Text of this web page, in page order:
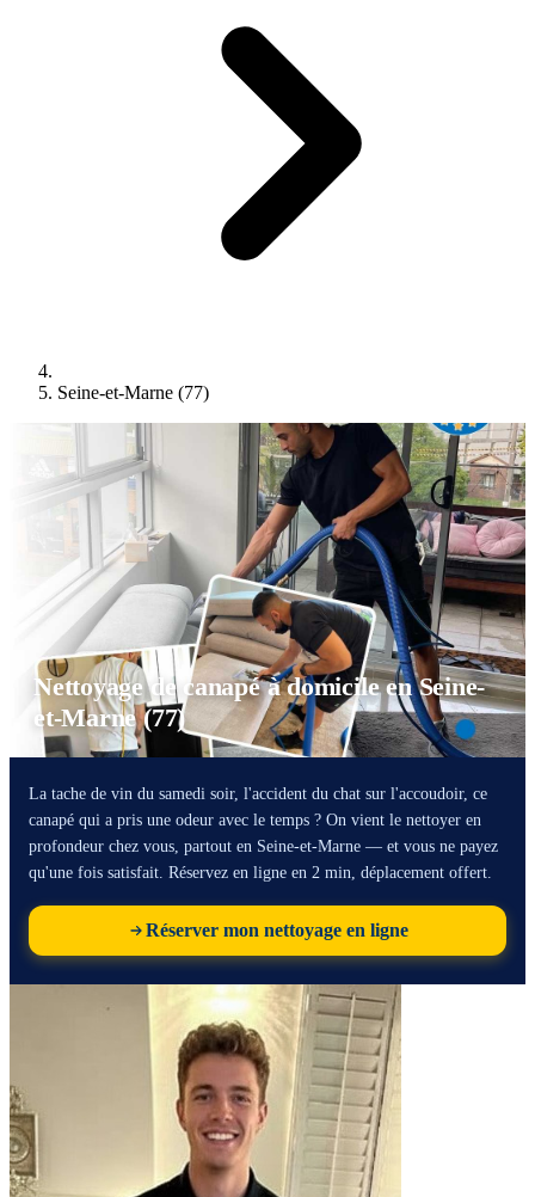
Seine-et-Marne (77)
Nettoyage de canapé à domicile en Seine-
et-Marne (77)
La tache de vin du samedi soir, l'accident du chat sur l'accoudoir, ce
canapé qui a pris une odeur avec le temps ? On vient le nettoyer en
profondeur chez vous, partout en Seine-et-Marne — et vous ne payez
qu'une fois satisfait. Réservez en ligne en 2 min, déplacement offert.
Réserver mon nettoyage en ligne